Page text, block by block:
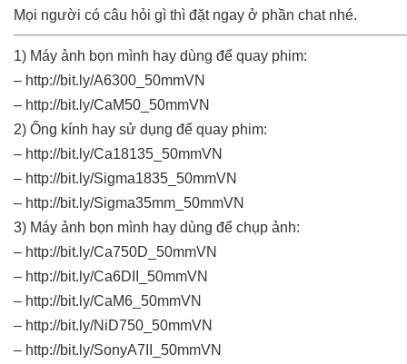
Mọi người có câu hỏi gì thì đặt ngay ở phần chat nhé.
1) Máy ảnh bọn mình hay dùng để quay phim:
– http://bit.ly/A6300_50mmVN
– http://bit.ly/CaM50_50mmVN
2) Ống kính hay sử dụng để quay phim:
– http://bit.ly/Ca18135_50mmVN
– http://bit.ly/Sigma1835_50mmVN
– http://bit.ly/Sigma35mm_50mmVN
3) Máy ảnh bọn mình hay dùng để chụp ảnh:
– http://bit.ly/Ca750D_50mmVN
– http://bit.ly/Ca6DII_50mmVN
– http://bit.ly/CaM6_50mmVN
– http://bit.ly/NiD750_50mmVN
– http://bit.ly/SonyA7II_50mmVN